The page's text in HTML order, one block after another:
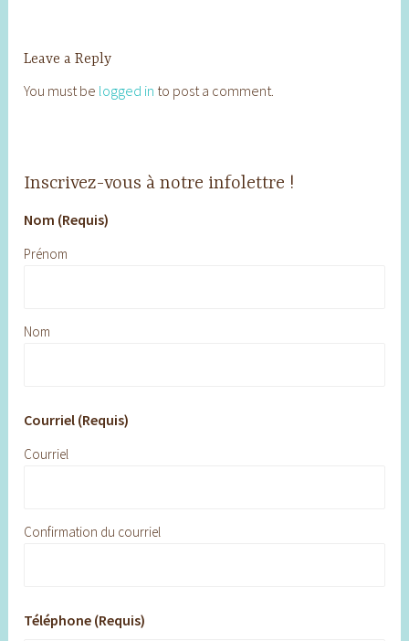
Leave a Reply
You must be logged in to post a comment.
Inscrivez-vous à notre infolettre !
Nom (Requis)
Prénom
Nom
Courriel (Requis)
Courriel
Confirmation du courriel
Téléphone (Requis)